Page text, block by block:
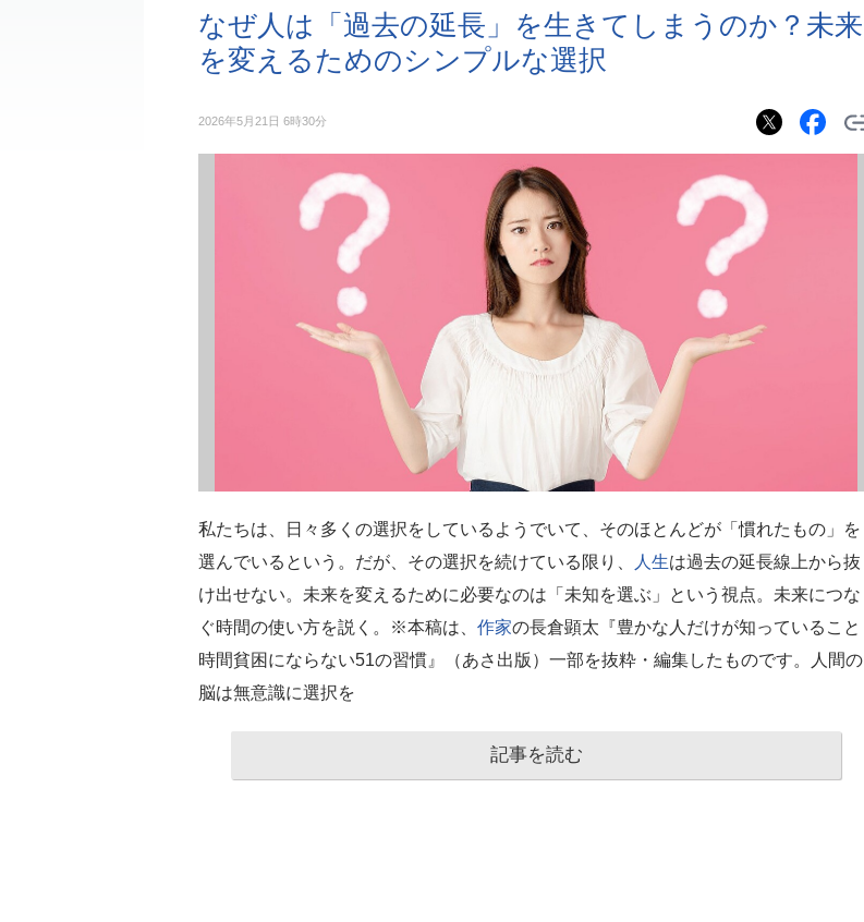
なぜ人は「過去の延長」を生きてしまうのか？未来
を変えるためのシンプルな選択
2026年5月21日 6時30分
私たちは、日々多くの選択をしているようでいて、そのほとんどが「慣れたもの」を
選んでいるという。だが、その選択を続けている限り、
人生は過去の延長線上から抜
け出せない。未来を変えるために必要なのは「未知を選ぶ」という視点。未来につな
ぐ時間の使い方を説く。※本稿は、 作家の長倉顕太『豊かな人だけが知っていること
時間貧困にならない51の習慣』（あさ出版）一部を抜粋・編集したものです。人間の
脳は無意識に選択を
記事を読む